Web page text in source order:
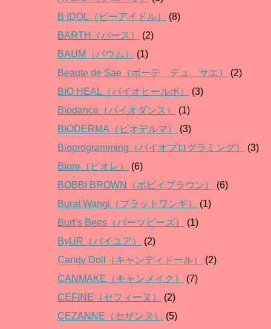
B IDOL（ビーアイドル）
(8)
BARTH（バース）
(2)
BAUM（バウム）
(1)
Beaute de Sae（ボーテ デュ サエ）
(2)
BIO HEAL（バイオヒールボ）
(3)
Biodance（バイオダンス）
(1)
BIODERMA（ビオデルマ）
(3)
Bioprogramming（バイオプログラミング）
(3)
Biore（ビオレ）
(6)
BOBBI BROWN（ボビイブラウン）
(6)
Burat Wangi（ブラットワンギ）
(1)
Burt’s Bees（バーツビーズ）
(1)
ByUR（バイユア）
(2)
Candy Doll（キャンディドール）
(2)
CANMAKE（キャンメイク）
(7)
CEFINE（セフィーヌ）
(2)
CEZANNE（セザンヌ）
(5)